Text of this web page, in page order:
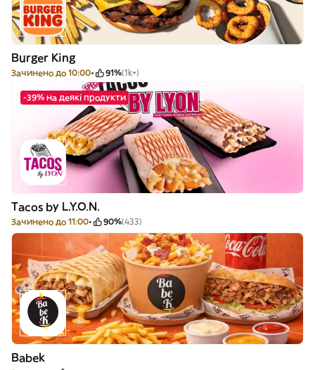
Burger King
Зачинено до 10:00 91%(1k+)
-39% на деякі продукти
Tacos by L.Y.O.N.
Зачинено до 11:00 90%(433)
Babek